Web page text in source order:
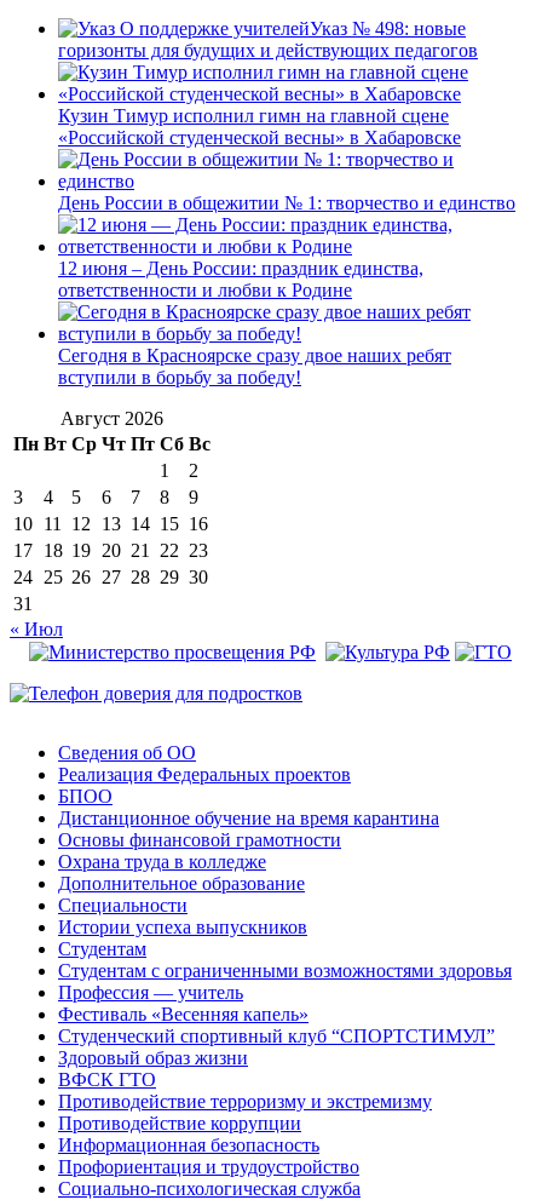
Указ № 498: новые
горизонты для будущих и действующих педагогов
Кузин Тимур исполнил гимн на главной сцене
«Российской студенческой весны» в Хабаровске
День России в общежитии № 1: творчество и единство
12 июня – День России: праздник единства,
ответственности и любви к Родине
Сегодня в Красноярске сразу двое наших ребят
вступили в борьбу за победу!
Август 2026
Пн Вт Ср Чт Пт Сб Вс
1
2
3
4 5 6 7 8
9
10 11 12 13 14 15 16
17 18 19 20 21 22 23
24 25 26 27 28 29 30
31
« Июл
Сведения об ОО
Реализация Федеральных проектов
БПОО
Дистанционное обучение на время карантина
Основы финансовой грамотности
Охрана труда в колледже
Дополнительное образование
Специальности
Истории успеха выпускников
Студентам
Студентам с ограниченными возможностями здоровья
Профессия — учитель
Фестиваль «Весенняя капель»
Студенческий спортивный клуб “СПОРТСТИМУЛ”
Здоровый образ жизни
ВФСК ГТО
Противодействие терроризму и экстремизму
Противодействие коррупции
Информационная безопасность
Профориентация и трудоустройство
Социально-психологическая служба